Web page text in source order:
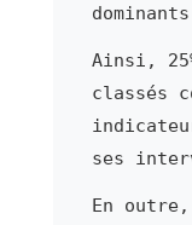
Ainsi,
classés
ses
En